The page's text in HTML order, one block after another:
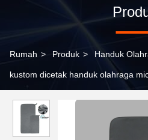
Rumah > Produk > Handuk
kustom dicetak handuk olahraga